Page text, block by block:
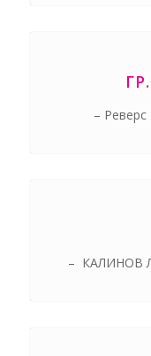
–
– КАЛИНОВ